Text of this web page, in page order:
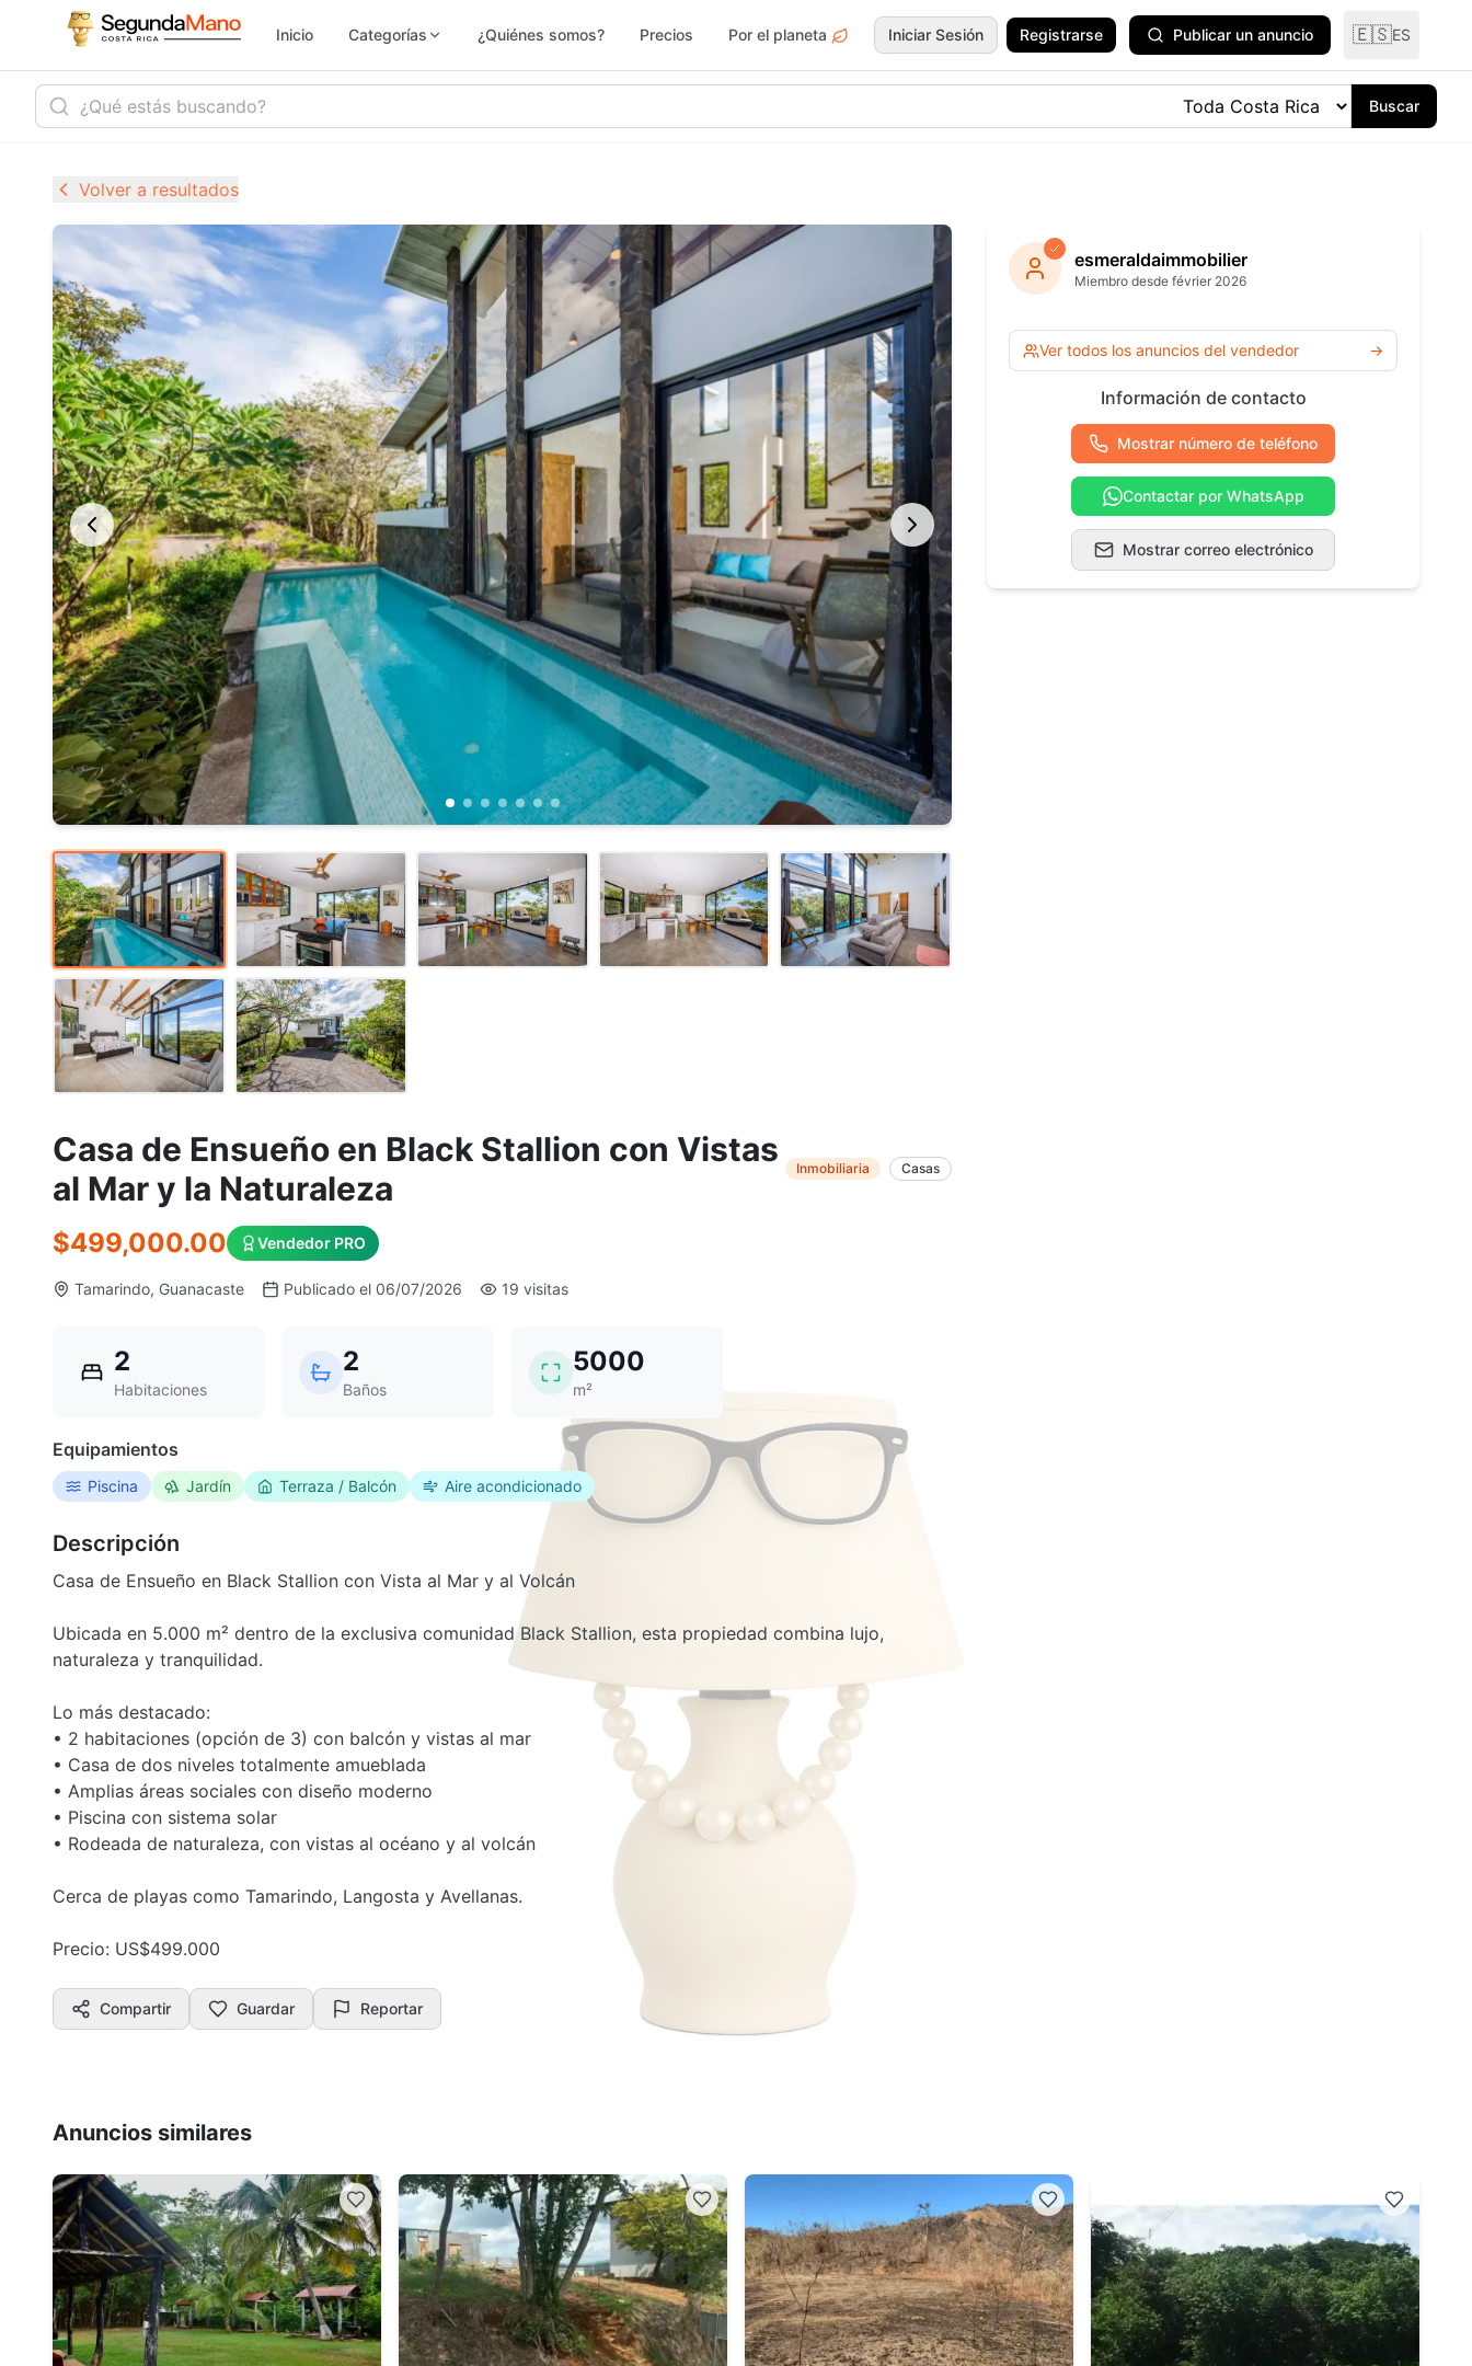
Inicio Categorías ¿Quiénes somos? Precios Por el planeta Iniciar Sesión Registrarse Publicar un anuncio 🇪🇸ES
Vehículos
Electrónica
Servicios
Mascotas
Juegos y Juguetes
Moda y
Accesorios
Actividades y Ocio
Jardín y Plantas
Ferretería y
Droguería
Surf & Océano
Ver todas las
categorías
Buscar
Volver a resultados
Casa de Ensueño en Black Stallion con Vistas
al Mar y la Naturaleza
Inmobiliaria Casas
$499,000.00 Vendedor PRO
Tamarindo, Guanacaste Publicado el 06/07/2026 19 visitas
2
Habitaciones
2
Baños
5000
m²
Equipamientos
Piscina Jardín Terraza / Balcón Aire acondicionado
Descripción
Casa de Ensueño en Black Stallion con Vista al Mar y al Volcán
Ubicada en 5.000 m² dentro de la exclusiva comunidad Black Stallion, esta propiedad combina lujo,
naturaleza y tranquilidad.
Lo más destacado:
• 2 habitaciones (opción de 3) con balcón y vistas al mar
• Casa de dos niveles totalmente amueblada
• Amplias áreas sociales con diseño moderno
• Piscina con sistema solar
• Rodeada de naturaleza, con vistas al océano y al volcán
Cerca de playas como Tamarindo, Langosta y Avellanas.
Precio: US$499.000
Compartir Guardar Reportar
esmeraldaimmobilier
Miembro desde février 2026
Ver todos los anuncios del vendedor →
Información de contacto
Mostrar número de teléfono
Contactar por WhatsApp
Mostrar correo electrónico
Anuncios similares